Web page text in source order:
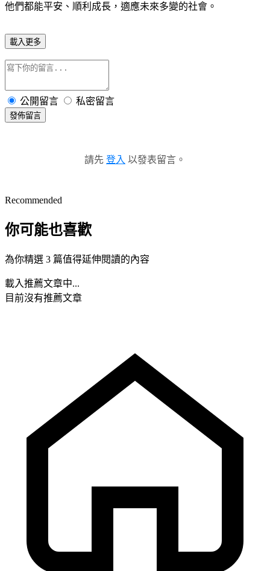
他們都能平安、順利成長，適應未來多變的社會。
載入更多
公開留言 私密留言
發佈留言
請先 登入 以發表留言。
Recommended
你可能也喜歡
為你精選 3 篇值得延伸閱讀的內容
載入推薦文章中...
目前沒有推薦文章